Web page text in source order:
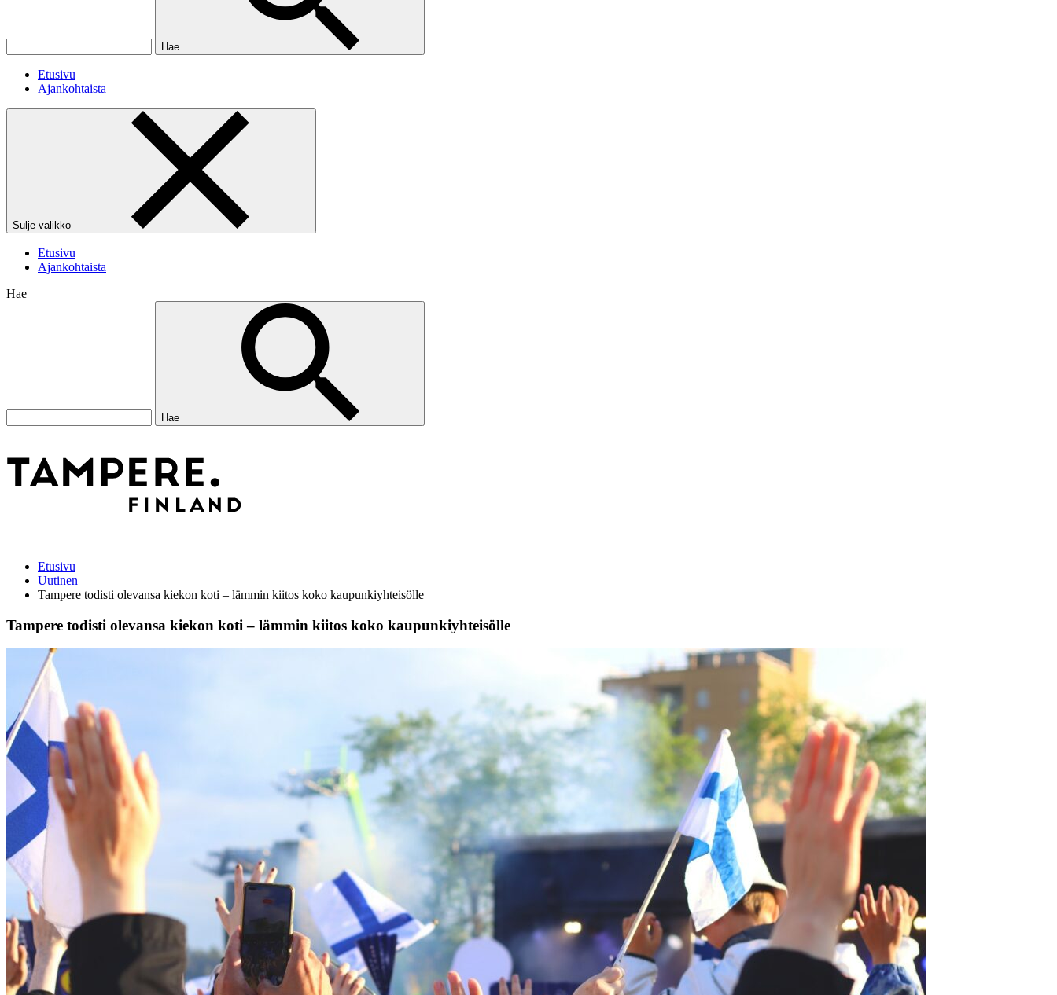
Hae
Etusivu
Ajankohtaista
Sulje valikko
Etusivu
Ajankohtaista
Hae
Hae
Etusivu
Uutinen
Tampere todisti olevansa kiekon koti – lämmin kiitos koko kaupunkiyhteisölle
Tampere todisti olevansa kiekon koti – lämmin kiitos koko kaupunkiyhteisölle